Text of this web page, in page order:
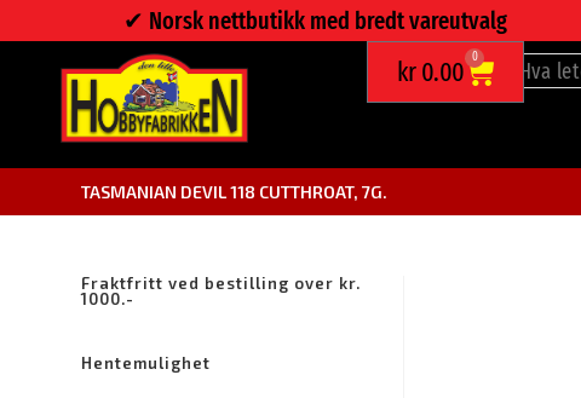
✔︎ Norsk nettbutikk med bredt vareutvalg
kr0.00 0
TASMANIAN DEVIL 118 CUTTHROAT, 7G.
Fraktfritt ved bestilling over kr.
1000.-
Hentemulighet